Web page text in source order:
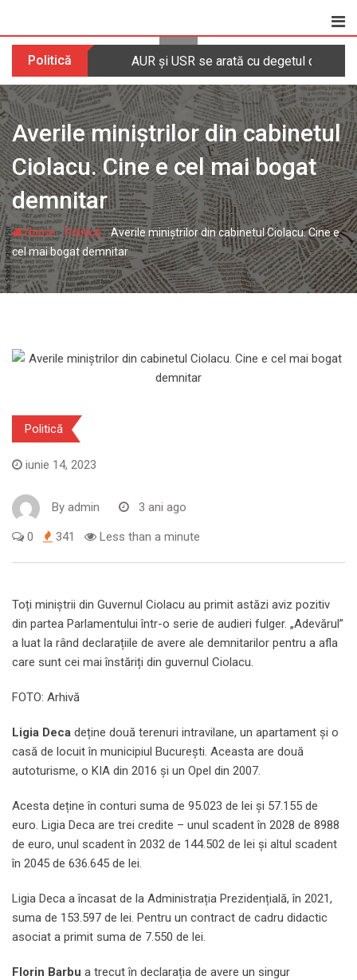
content
Politică AUR și USR se arată cu degetul după
Averile miniștrilor din cabinetul
Ciolacu. Cine e cel mai bogat
demnitar
Home-Politică-Averile miniștrilor din cabinetul Ciolacu. Cine e
cel mai bogat demnitar
Politică
iunie 14, 2023
By admin 3 ani ago
0 341 Less than a minute
Toți miniștrii din Guvernul Ciolacu au primit astăzi aviz pozitiv
din partea Parlamentului într-o serie de audieri fulger. „Adevărul”
a luat la rând declarațiile de avere ale demnitarilor pentru a afla
care sunt cei mai înstăriți din guvernul Ciolacu.
FOTO: Arhivă
Ligia Deca deține două terenuri intravilane, un apartament și o
casă de locuit în municipiul București. Aceasta are două
autoturisme, o KIA din 2016 și un Opel din 2007.
Acesta deține în conturi suma de 95.023 de lei și 57.155 de
euro. Ligia Deca are trei credite – unul scadent în 2028 de 8988
de euro, unul scadent în 2032 de 144.502 de lei și altul scadent
în 2045 de 636.645 de lei.
Ligia Deca a încasat de la Administrația Prezidențială, în 2021,
suma de 153.597 de lei. Pentru un contract de cadru didactic
asociat a primit suma de 7.550 de lei.
Florin Barbu a trecut în declarația de avere un singur